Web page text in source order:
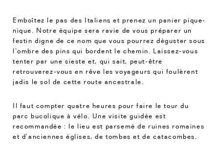
Emboîtez le pas des Italiens et prenez un panier pique-
nique. Notre équipe sera ravie de vous préparer un
festin digne de ce nom que vous pourrez déguster sous
l’ombre des pins qui bordent le chemin. Laissez-vous
tenter par une sieste et, qui sait, peut-être
retrouverez-vous en rêve les voyageurs qui foulèrent
jadis le sol de cette route ancestrale.
Il faut compter quatre heures pour faire le tour du
parc bucolique à vélo. Une visite guidée est
recommandée : le lieu est parsemé de ruines romaines
et d’anciennes églises, de tombes et de catacombes.